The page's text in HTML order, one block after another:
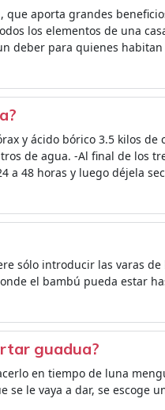
aporta grandes
los elementos de una
deber para quienes
y ácido bórico 3.5 kilos de
de agua. -Al final de los
a 48 horas y luego déjela
sólo introducir las varas de
el bambú pueda estar
guadua?
en tiempo de luna
se le vaya a dar, se escoge